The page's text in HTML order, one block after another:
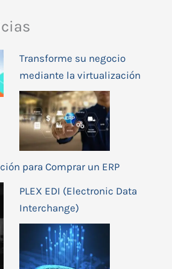
Transforme su negocio
mediante la virtualización
para Comprar un ERP
PLEX EDI (Electronic Data
Interchange)